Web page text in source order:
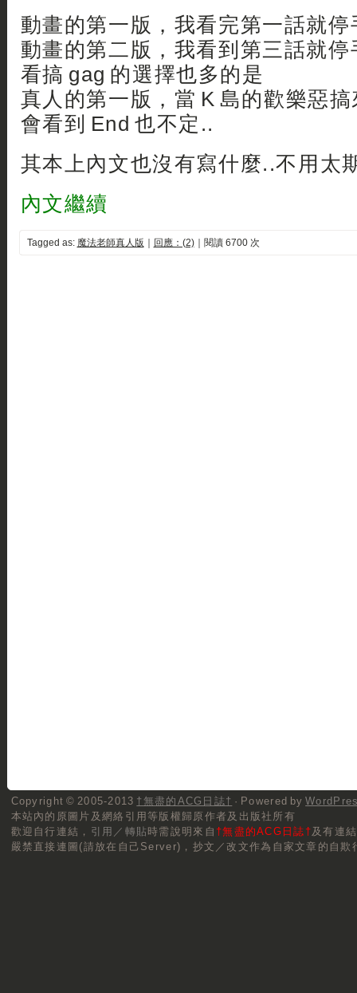
動畫的第一版，我看完第一話就
動畫的第二版，我看到第三話就
看搞 gag 的選擇也多的是
真人的第一版，當 K 島的歡樂惡
會看到 End 也不定..
其本上內文也沒有寫什麼..不用太
內文繼續
Tagged as: 魔法老師真人版 回應：(2)｜閱讀 6700 次
Copyright © 2005-2013 †無盡的ACG日誌† · Powered by
本站內的原圖片及網絡引用等版權歸原作者及出版社所有
歡迎自行連結， 引用／轉貼時需說明來自 †無盡的ACG日誌†及有連
嚴禁直接連圖(請放在自己Server)，抄文／改文作為自家文章的自欺